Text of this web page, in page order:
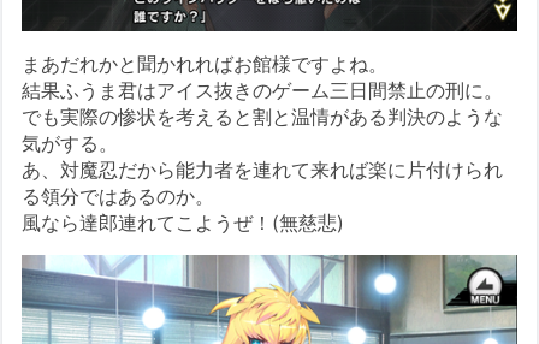
まあだれかと聞かれればお館様ですよね。
結果ふうま君はアイス抜きのゲーム三日間禁止の刑に。
でも実際の惨状を考えると割と温情がある判決のような
気がする。
あ、対魔忍だから能力者を連れて来れば楽に片付けられ
る領分ではあるのか。
風なら達郎連れてこようぜ！(無慈悲)